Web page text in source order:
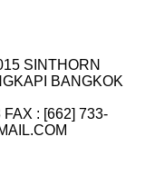
SINTHORN
BANGKOK
: [662] 733-